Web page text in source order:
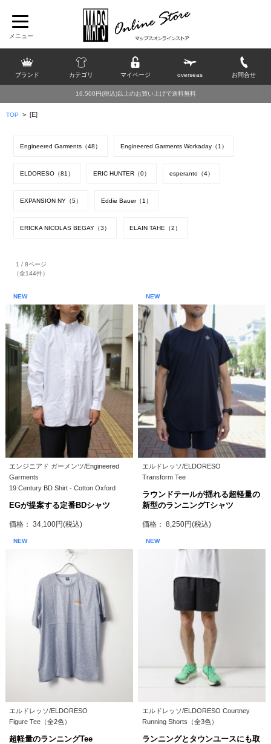
ブランド カテゴリ マイページ overseas お問合せ
16,500円(税込)以上のお買い上げで送料無料
TOP > [E]
Engineered Garments（48） Engineered Garments Workaday（1）
ELDORESO（81） ERIC HUNTER（0） esperanto（4）
EXPANSION NY（5） Eddie Bauer（1）
ERICKA NICOLAS BEGAY（3） ELAIN TAHE（2）
1 / 8ページ
（全144件）
NEW
エンジニアド ガーメンツ/Engineered
Garments
19 Century BD Shirt - Cotton Oxford
EGが提案する定番BDシャツ
価格： 34,100円(税込)
NEW
エルドレッソ/ELDORESO
Transform Tee
ラウンドテールが揺れる超軽量の
新型のランニングTシャツ
価格： 8,250円(税込)
NEW
エルドレッソ/ELDORESO
Figure Tee（全2色）
超軽量のランニングTee
NEW
エルドレッソ/ELDORESO Courtney
Running Shorts（全3色）
ランニングとタウンユースにも取